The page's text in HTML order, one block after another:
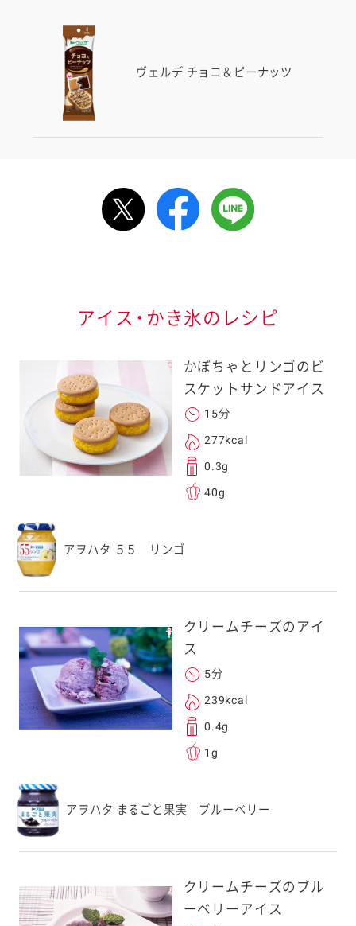
ヴェルデ チョコ＆ピーナッツ
する事ができ
身以外の方に送
旦ご自身で受け
。
元コードをス
ォンのカメラ
るとアクセス
スマートフォン
メールをお送りい
のメールアドレス
」を受信を許可
ドメイン指定受信
します。
アイス・かき氷のレシピ
かぼちゃとリンゴのビ
スケットサンドアイス
15分
277kcal
0.3g
40g
アヲハタ ５５ リンゴ
クリームチーズのアイ
ス
5分
239kcal
0.4g
1g
アヲハタ まるごと果実 ブルーベリー
クリームチーズのブル
ーベリーアイス